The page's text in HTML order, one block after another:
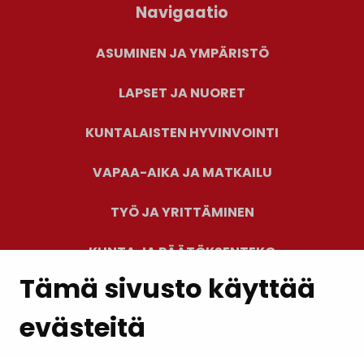
Tämä sivusto käyttää
evästeitä
Navigaatio
ASUMINEN JA YMPÄRISTÖ
LAPSET JA NUORET
KUNTALAISTEN HYVINVOINTI
VAPAA-AIKA JA MATKAILU
TYÖ JA YRITTÄMINEN
KUNTA JA PÄÄTÖKSENTEKO